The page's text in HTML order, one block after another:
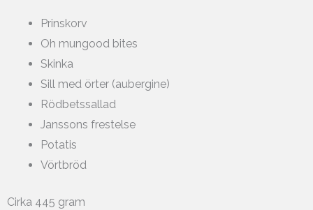
Prinskorv
Oh mungood bites
Skinka
Sill med örter (aubergine)
Rödbetssallad
Janssons frestelse
Potatis
Vörtbröd
Cirka 445 gram